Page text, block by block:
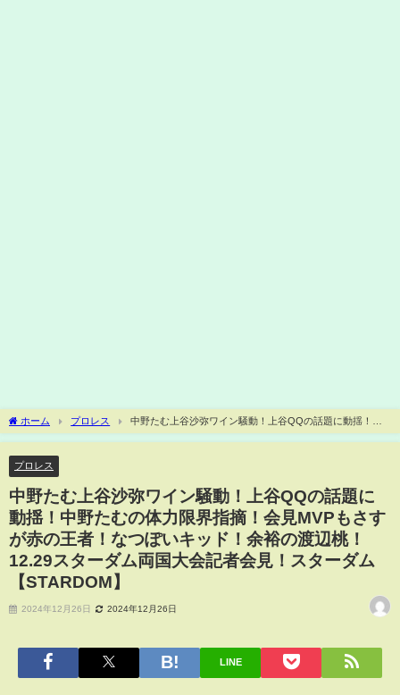
ホーム プロレス
中野たむ上谷沙弥ワイン騒動！上谷QQの話題に動揺！中
野たむの体力限界指摘！会見MVPもさすが赤の王者！なつぽいキッド！余裕の渡辺
プロレス
中野たむ上谷沙弥ワイン騒動！上谷QQの話題に
動揺！中野たむの体力限界指摘！会見MVPもさす
が赤の王者！なつぽいキッド！余裕の渡辺桃！
12.29スターダム両国大会記者会見！スターダム
【STARDOM】
2024年12月26日 2024年12月26日
LINE